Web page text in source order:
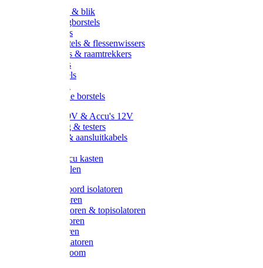
Handveger & blik
Voetenveegborstels
Handvegers
Afwasborstels & flessenwissers
Wasborstels & raamtrekkers
Tonborstels
Werkborstels
Hygienische borstels
Batterijen 9V & Accu's 12V
Beveiliging & testers
Kabelsets & aansluitkabels
Metalen accu kasten
Zonnepanelen
Draad & koord isolatoren
Ringisolatoren
Extra isolatoren & topisolatoren
Hoekisolatoren
Lintisolatoren
Afstandisolatoren
Isolatorenboom